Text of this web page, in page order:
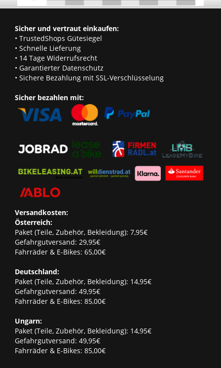
Sicher und vertraut einkaufen:
• TrustedShops Gütesiegel
• Schnelle Lieferung
• 14 Tage Widerrufsrecht
• Garantierter Datenschutz
• Sichere Bezahlung mit SSL-Verschlüsselung
Sicher bezahlen mit:
Versandkosten:
Österreich:
Paket (Teile, Zubehör, Bekleidung): 7,95€
Gefahrgutversand: 29,95€
Fahrräder & E-Bikes: 65,00€
Deutschland:
Paket (Teile, Zubehör, Bekleidung): 14,95€
Gefahrgutversand: 49,95€
Fahrräder & E-Bikes: 85,00€
Ungarn:
Paket (Teile, Zubehör, Bekleidung): 14,95€
Gefahrgutversand: 49,95€
Fahrräder & E-Bikes: 85,00€